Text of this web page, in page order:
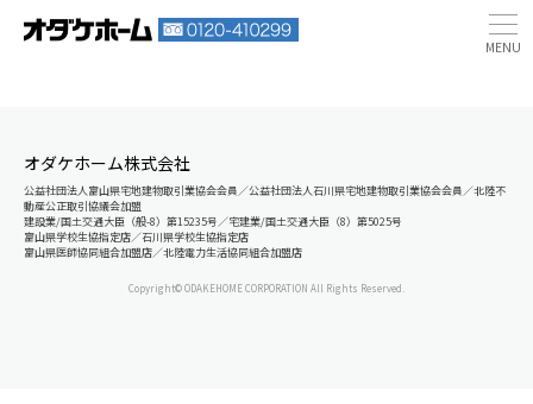
オダケホーム株式会社
公益社団法人富山県宅地建物取引業協会会員／公益社団法人石川県宅地建物取引業協会会員／北陸不
動産公正取引協議会加盟
建設業/国土交通大臣（般-8）第15235号／宅建業/国土交通大臣（8）第5025号
富山県学校生協指定店／石川県学校生協指定店
富山県医師協同組合加盟店／北陸電力生活協同組合加盟店
Copyright© ODAKEHOME CORPORATION All Rights Reserved.